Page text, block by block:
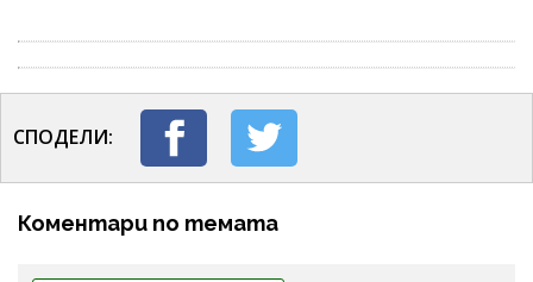
СПОДЕЛИ:
Коментари по темата